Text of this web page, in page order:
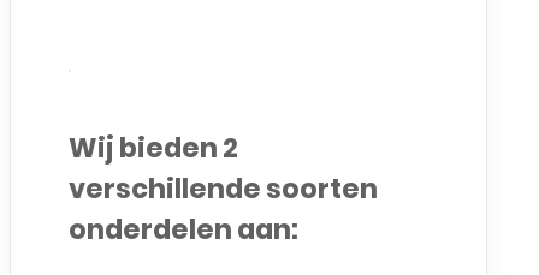
Wij bieden 2
verschillende soorten
onderdelen aan: